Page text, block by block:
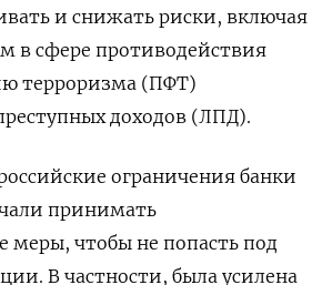
и снижать риски, включая
в сфере противодействия
терроризма (ПФТ)
доходов (ЛПД).
ограничения банки
принимать
меры, чтобы не попасть под
В частности, была усилена